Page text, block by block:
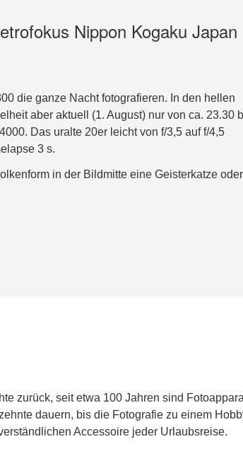
Nippon Kogaku Japan
die ganze Nacht fotografieren. In den hellen
aber aktuell (1. August) nur von ca. 23.30
Das uralte 20er leicht von f/3,5 auf f/4,5
3 s.
in der Bildmitte eine Geisterkatze oder
zurück, seit etwa 100 Jahren sind
dauern, bis die Fotografie zu einem
Accessoire jeder Urlaubsreise.